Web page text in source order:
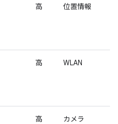
高 位置情報
高 WLAN
高 カメラ